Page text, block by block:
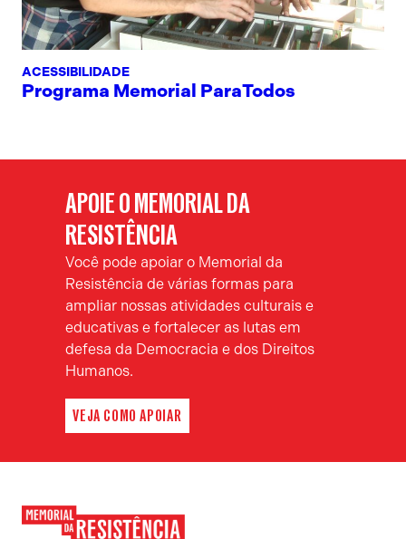
ACESSIBILIDADE
Programa Memorial ParaTodos
APOIE O MEMORIAL DA
RESISTÊNCIA
Você pode apoiar o Memorial da
Resistência de várias formas para
ampliar nossas atividades culturais e
educativas e fortalecer as lutas em
defesa da Democracia e dos Direitos
Humanos.
VEJA COMO APOIAR